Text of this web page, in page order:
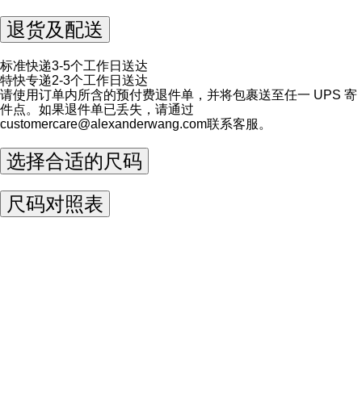
退货及配送
标准快递3-5个工作日送达
特快专递2-3个工作日送达
请使用订单内所含的预付费退件单，并将包裹送至任一 UPS 寄
件点。如果退件单已丢失，请通过
customercare@alexanderwang.com联系客服。
选择合适的尺码
尺码对照表